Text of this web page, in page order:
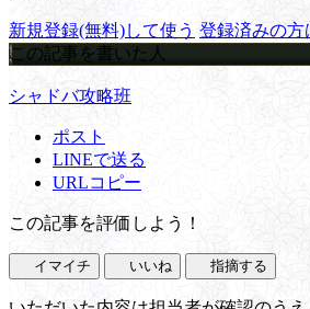
新規登録(無料)して使う 登録済みの方
この記事を書いた人
シャドバ攻略班
ポスト
LINEで送る
URLコピー
この記事を評価しよう！
イマイチ いいね 指摘する